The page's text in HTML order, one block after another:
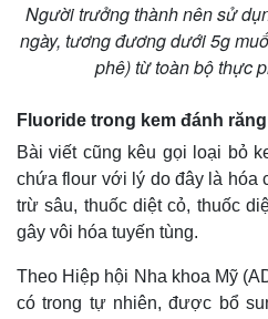
Người trưởng thành nên sử
ngày, tương đương dưới 5g
phê) từ toàn bộ thực
Fluoride trong kem đánh
Bài viết cũng kêu gọi loại bỏ
chứa flour với lý do đây là hóa
trừ sâu, thuốc diệt cỏ, thuốc
gây vôi hóa tuyến tùng.
Theo Hiệp hội Nha khoa Mỹ
có trong tự nhiên, được bổ